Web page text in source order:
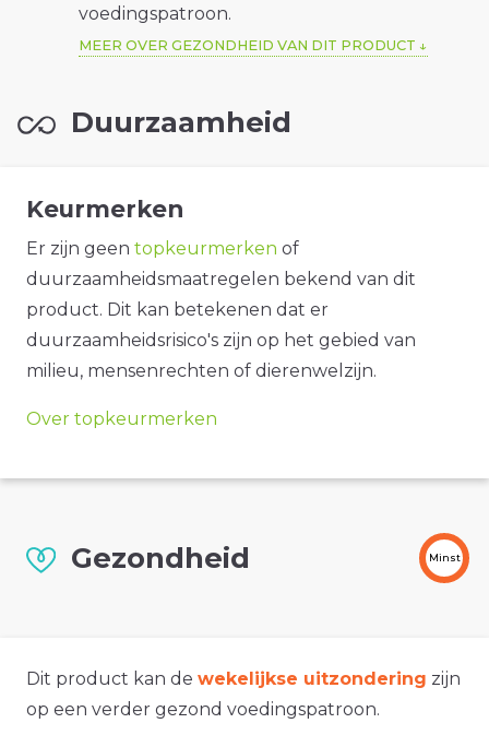
voedingspatroon.
MEER OVER GEZONDHEID VAN DIT PRODUCT
Duurzaamheid
Keurmerken
Er zijn geen topkeurmerken of
duurzaamheidsmaatregelen bekend van dit
product. Dit kan betekenen dat er
duurzaamheidsrisico's zijn op het gebied van
milieu, mensenrechten of dierenwelzijn.
Over topkeurmerken
Gezondheid Minst
Dit product kan de wekelijkse uitzondering zijn
op een verder gezond voedingspatroon.